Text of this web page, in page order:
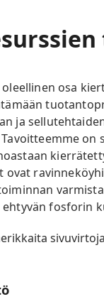
oleellinen osa
ja
Tavoitteemme on
fosforin